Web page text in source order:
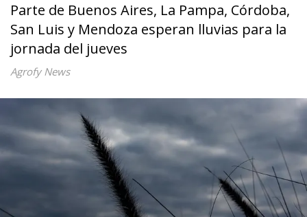
Parte de Buenos Aires, La Pampa, Córdoba,
San Luis y Mendoza esperan lluvias para la
jornada del jueves
Agrofy News